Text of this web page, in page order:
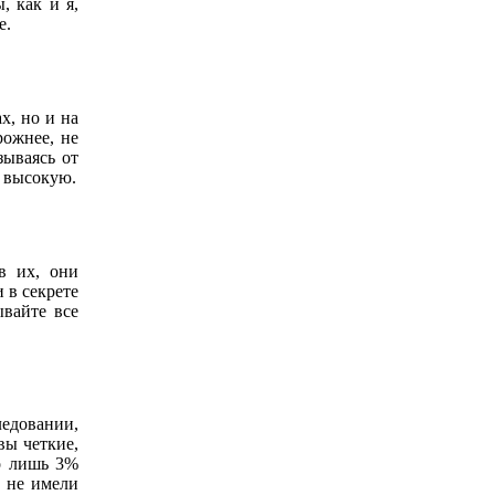
как и я,
но и на
не
от
высокую.
их, они
секрете
все
четкие,
лишь 3%
не имели